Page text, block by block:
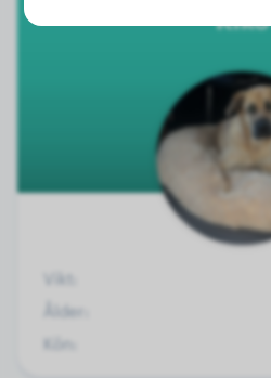
Kiko
Vikt:
Ålder:
Kön: